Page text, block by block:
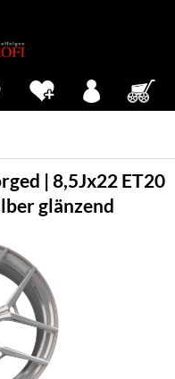
| 8,5Jx22 ET20
glänzend